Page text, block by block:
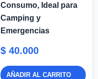
Consumo, Ideal para
Camping y
Emergencias
$ 40.000
AÑADIR AL CARRITO